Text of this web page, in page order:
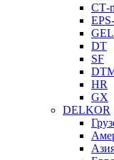
СТ-
GEL
DT
SF
HR
GX
DELKOR